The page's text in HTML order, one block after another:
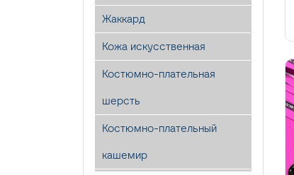
Жаккард
Кожа искусственная
Костюмно-плательная
шерсть
Костюмно-плательный
кашемир